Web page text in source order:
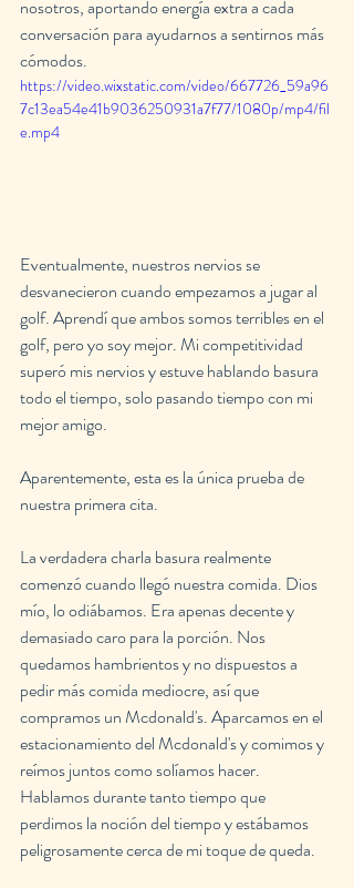
nosotros, aportando energía extra a cada
conversación para ayudarnos a sentirnos más
cómodos.
https://video.wixstatic.com/video/667726_59a96
7c13ea54e41b9036250931a7f77/1080p/mp4/fil
e.mp4
Eventualmente, nuestros nervios se
desvanecieron cuando empezamos a jugar al
golf. Aprendí que ambos somos terribles en el
golf, pero yo soy mejor. Mi competitividad
superó mis nervios y estuve hablando basura
todo el tiempo, solo pasando tiempo con mi
mejor amigo.
Aparentemente, esta es la única prueba de
nuestra primera cita.
La verdadera charla basura realmente
comenzó cuando llegó nuestra comida. Dios
mío, lo odiábamos. Era apenas decente y
demasiado caro para la porción. Nos
quedamos hambrientos y no dispuestos a
pedir más comida mediocre, así que
compramos un Mcdonald's. Aparcamos en el
estacionamiento del Mcdonald's y comimos y
reímos juntos como solíamos hacer.
Hablamos durante tanto tiempo que
perdimos la noción del tiempo y estábamos
peligrosamente cerca de mi toque de queda.